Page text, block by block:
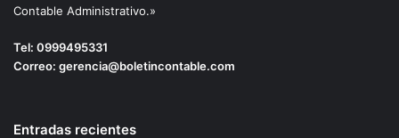
Contable Administrativo.»
Tel: 0999495331
Correo: gerencia@boletincontable.com
Entradas recientes